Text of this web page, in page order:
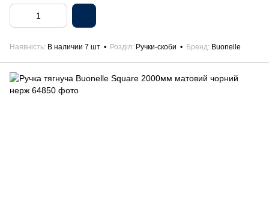
Наявність В наличии 7 шт Розділ Ручки-скоби Бренд Buonelle